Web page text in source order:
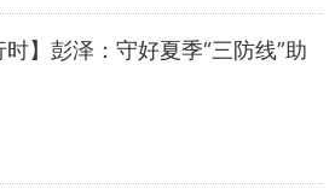
时】彭泽：守好夏季“三防线”助